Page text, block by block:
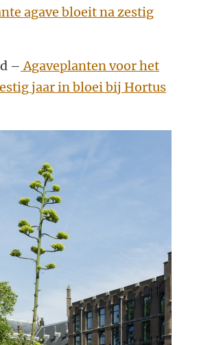
agave bloeit na zestig
– Agaveplanten voor het
jaar in bloei bij Hortus